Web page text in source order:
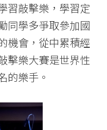
習敲擊樂，學習定
同學多爭取參加國
機會，從中累積經
擊樂大賽是世界性
的樂手。